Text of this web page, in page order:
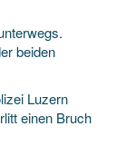
beiden
Luzern
einen Bruch